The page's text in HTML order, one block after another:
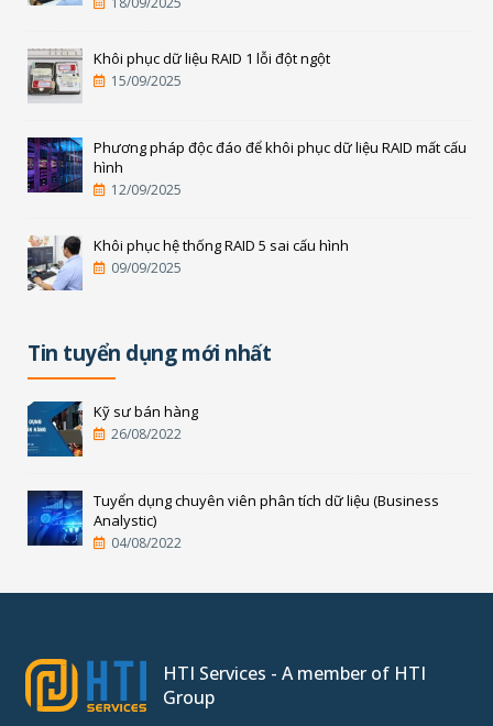
Khôi phục dữ liệu RAID 1 lỗi đột ngột
15/09/2025
Phương pháp độc đáo để khôi phục dữ liệu RAID mất cấu
hình
12/09/2025
Khôi phục hệ thống RAID 5 sai cấu hình
09/09/2025
Tin tuyển dụng mới nhất
Kỹ sư bán hàng
26/08/2022
Tuyển dụng chuyên viên phân tích dữ liệu (Business
Analystic)
04/08/2022
HTI Services - A member of HTI
Group